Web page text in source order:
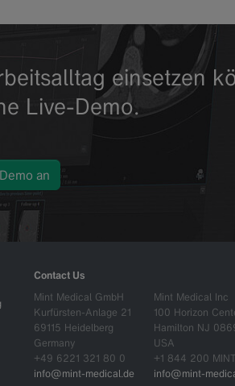
einsetzen
Live-Demo.
an
Contact Us
Mint Medical GmbH
Kurfürsten-Anlage 21
69115 Heidelberg
Germany
+49 6221 321 80 0
info@mint-medical.de
Mint Medical Inc
100 Horizon
Hamilton NJ
USA
+1 844 200 MINT
info@mint-